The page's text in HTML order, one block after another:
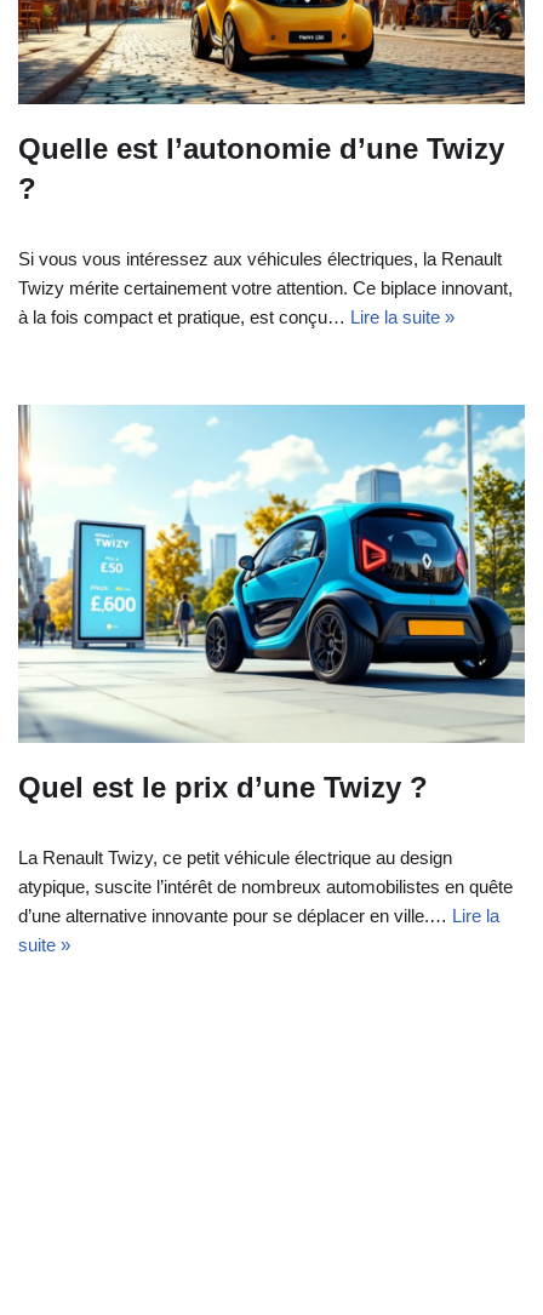
Quelle est l’autonomie d’une Twizy
?
Si vous vous intéressez aux véhicules électriques, la Renault
Twizy mérite certainement votre attention. Ce biplace innovant,
à la fois compact et pratique, est conçu… Lire la suite »
Quel est le prix d’une Twizy ?
La Renault Twizy, ce petit véhicule électrique au design
atypique, suscite l’intérêt de nombreux automobilistes en quête
d’une alternative innovante pour se déplacer en ville.… Lire la
suite »